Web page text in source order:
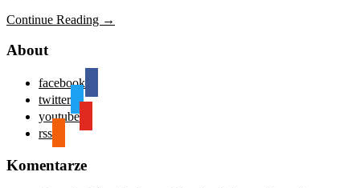
Continue Reading →
About
facebook
twitter
youtube
rss
Komentarze